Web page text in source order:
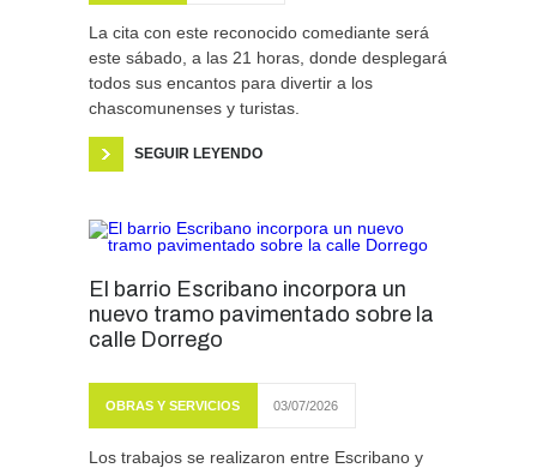
La cita con este reconocido comediante será
este sábado, a las 21 horas, donde desplegará
todos sus encantos para divertir a los
chascomunenses y turistas.
SEGUIR LEYENDO
El barrio Escribano incorpora un
nuevo tramo pavimentado sobre la
calle Dorrego
OBRAS Y SERVICIOS 03/07/2026
Los trabajos se realizaron entre Escribano y